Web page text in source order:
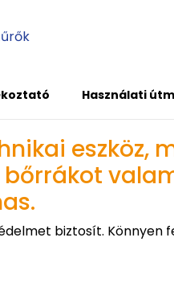
Használati
eszköz,
biztosít. Könnyen